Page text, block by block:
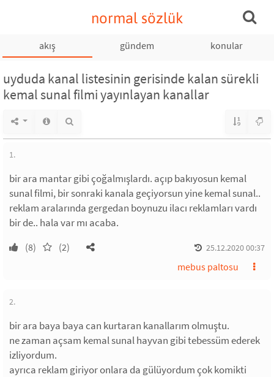
normal sözlük
akış gündem konular
uyduda kanal listesinin gerisinde kalan sürekli
kemal sunal filmi yayınlayan kanallar
1.
bir ara mantar gibi çoğalmışlardı. açıp bakıyosun kemal
sunal filmi, bir sonraki kanala geçiyorsun yine kemal sunal..
reklam aralarında gergedan boynuzu ilacı reklamları vardı
bir de.. hala var mı acaba.
(8) (2) 25.12.2020 00:37
mebus paltosu
2.
bir ara baya baya can kurtaran kanallarım olmuştu.
ne zaman açsam kemal sunal hayvan gibi tebessüm ederek
izliyordum.
ayrıca reklam giriyor onlara da gülüyordum çok komikti